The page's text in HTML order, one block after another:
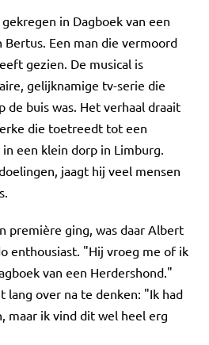
in Dagboek van een
Bertus. Een man die vermoord
gezien. De musical is
gelijknamige tv-serie die
de buis was. Het verhaal draait
die toetreedt tot een
een klein dorp in Limburg.
jaagt hij veel mensen
première ging, was daar Albert
enthousiast. "Hij vroeg me of ik
van een Herdershond."
lang over na te denken: "Ik had
maar ik vind dit wel heel erg